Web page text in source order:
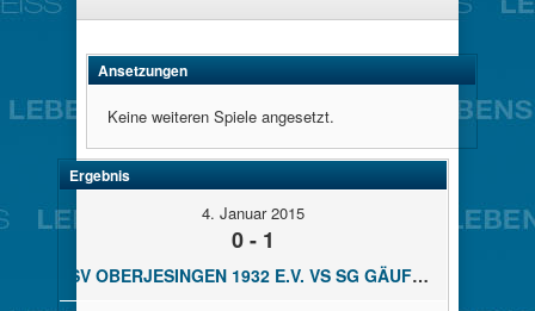
Ansetzungen
Keine weiteren Spiele angesetzt.
Ergebnis
4. Januar 2015
0 - 1
SV OBERJESINGEN 1932 E.V. VS SG GÄUFELDEN